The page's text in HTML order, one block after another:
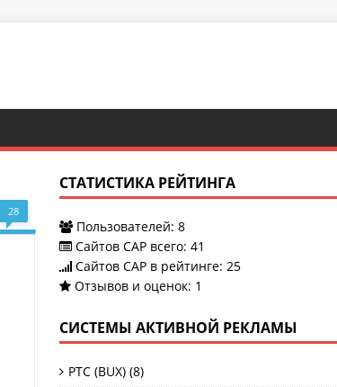
28
СТАТИСТИКА РЕЙТИНГА
Пользователей: 8
Сайтов САР всего: 41
Сайтов САР в рейтинге: 25
Отзывов и оценок: 1
СИСТЕМЫ АКТИВНОЙ РЕКЛАМЫ
PTC (BUX)(8)